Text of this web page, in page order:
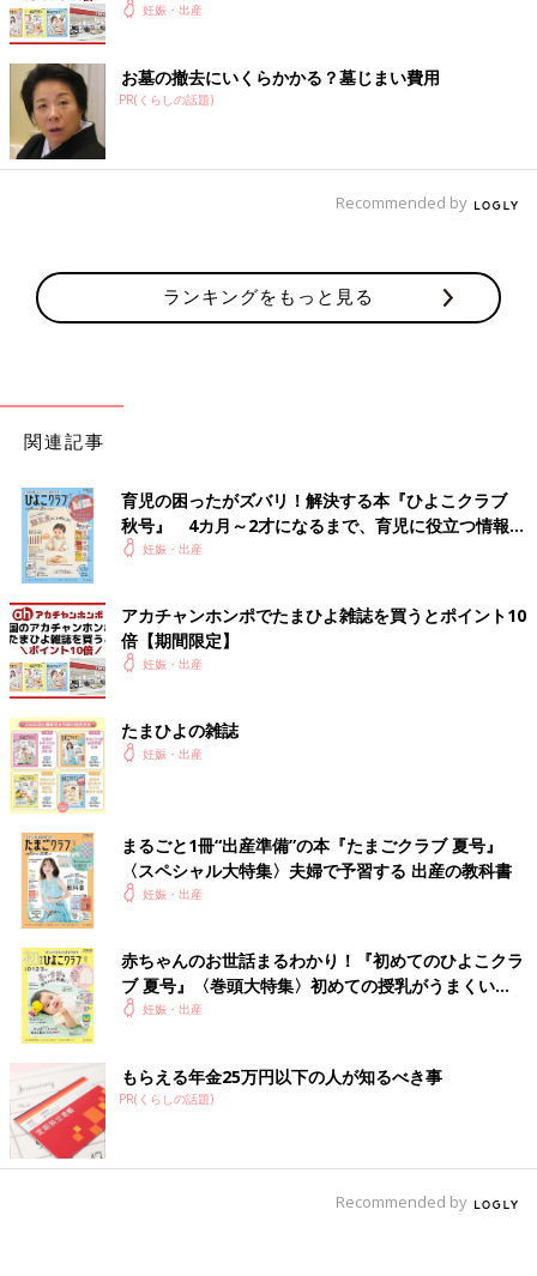
妊娠・出産
お墓の撤去にいくらかかる？墓じまい費用
PR(くらしの話題)
Recommended by
ランキングをもっと見る
関連記事
育児の困ったがズバリ！解決する本『ひよこクラブ
秋号』 4カ月～2才になるまで、育児に役立つ情報が
いっぱい！
妊娠・出産
アカチャンホンポでたまひよ雑誌を買うとポイント10
倍【期間限定】
妊娠・出産
たまひよの雑誌
妊娠・出産
まるごと1冊“出産準備”の本『たまごクラブ 夏号』
〈スペシャル大特集〉夫婦で予習する 出産の教科書
妊娠・出産
赤ちゃんのお世話まるわかり！『初めてのひよこクラ
ブ 夏号』〈巻頭大特集〉初めての授乳がうまくい
く！ おっぱい・ミルクの基本と夏のトラブル 解決テ
妊娠・出産
もらえる年金25万円以下の人が知るべき事
PR(くらしの話題)
Recommended by